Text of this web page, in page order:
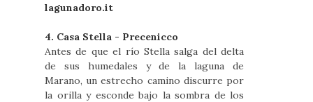
lagunadoro.it
4. Casa Stella - Precenicco
Antes de que el río Stella salga del delta
de sus humedales y de la laguna de
Marano, un estrecho camino discurre por
la orilla y esconde bajo la sombra de los